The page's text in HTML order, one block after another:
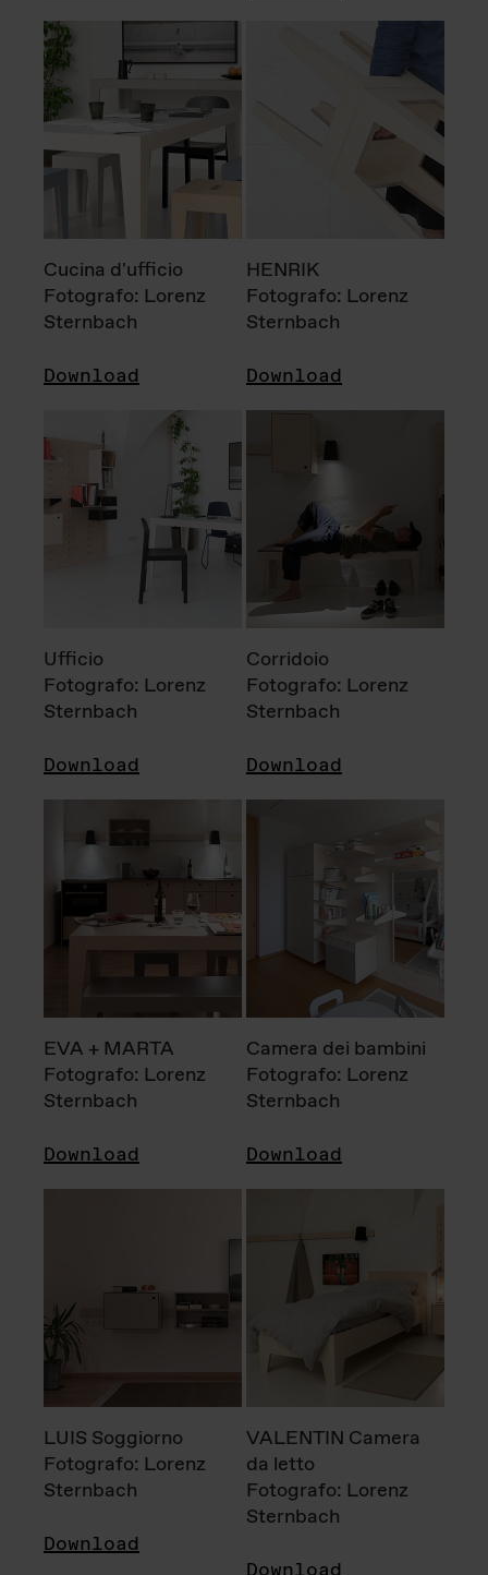
Cucina d'ufficio
Fotografo: Lorenz
Sternbach
Download
HENRIK
Fotografo: Lorenz
Sternbach
Download
Ufficio
Fotografo: Lorenz
Sternbach
Download
Corridoio
Fotografo: Lorenz
Sternbach
Download
EVA + MARTA
Fotografo: Lorenz
Sternbach
Download
Camera dei bambini
Fotografo: Lorenz
Sternbach
Download
LUIS Soggiorno
Fotografo: Lorenz
Sternbach
Download
VALENTIN Camera
da letto
Fotografo: Lorenz
Sternbach
Download